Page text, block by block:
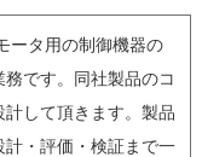
ータ用の制御機器の
です。同社製品のコ
して頂きます。製品
・評価・検証まで一